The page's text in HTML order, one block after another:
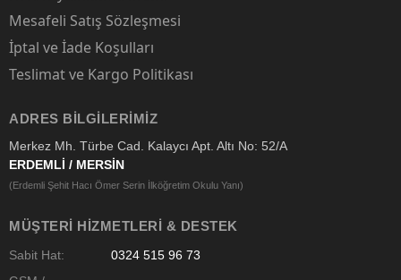
Mesafeli Satış Sözleşmesi
İptal ve İade Koşulları
Teslimat ve Kargo Politikası
ADRES BILGILERIMIZ
Merkez Mh. Türbe Cad. Kalaycı Apt. Altı No: 52/A
ERDEMLİ / MERSİN
(Erdemli Şehit Hacı Ömer Serin İlköğretim Okulu Yanı)
MÜŞTERI HIZMETLERI & DESTEK
Sabit Hat:
0324 515 96 73